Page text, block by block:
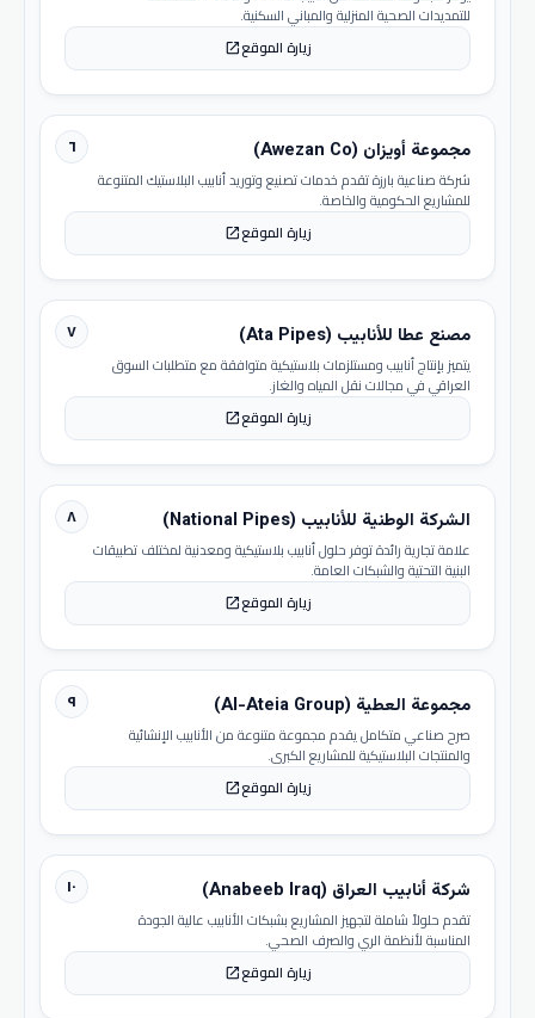
للتمديدات الصحية المنزلية والمباني السكنية.
زيارة الموقعopen_in_new
٦ مجموعة أويزان (Awezan Co)
شركة صناعية بارزة تقدم خدمات تصنيع وتوريد أنابيب البلاستيك المتنوعة
للمشاريع الحكومية والخاصة.
زيارة الموقعopen_in_new
٧ مصنع عطا للأنابيب (Ata Pipes)
يتميز بإنتاج أنابيب ومستلزمات بلاستيكية متوافقة مع متطلبات السوق
العراقي في مجالات نقل المياه والغاز.
زيارة الموقعopen_in_new
٨ الشركة الوطنية للأنابيب (National Pipes)
علامة تجارية رائدة توفر حلول أنابيب بلاستيكية ومعدنية لمختلف تطبيقات
البنية التحتية والشبكات العامة.
زيارة الموقعopen_in_new
٩ مجموعة العطية (Al-Ateia Group)
صرح صناعي متكامل يقدم مجموعة متنوعة من الأنابيب الإنشائية
والمنتجات البلاستيكية للمشاريع الكبرى.
زيارة الموقعopen_in_new
١٠ شركة أنابيب العراق (Anabeeb Iraq)
تقدم حلولاً شاملة لتجهيز المشاريع بشبكات الأنابيب عالية الجودة
المناسبة لأنظمة الري والصرف الصحي.
زيارة الموقعopen_in_new